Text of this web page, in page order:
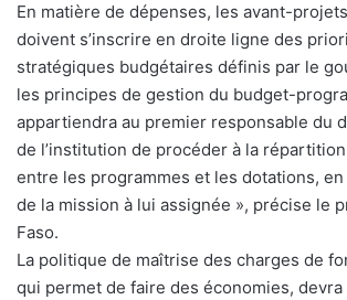
En matière de dépenses, les avant-
doivent s’inscrire en droite ligne des
stratégiques budgétaires définis par le
les principes de gestion du budget-
appartiendra au premier responsable du
de l’institution de procéder à la
entre les programmes et les dotations,
de la mission à lui assignée », précise le
Faso.
La politique de maîtrise des charges de
qui permet de faire des économies,